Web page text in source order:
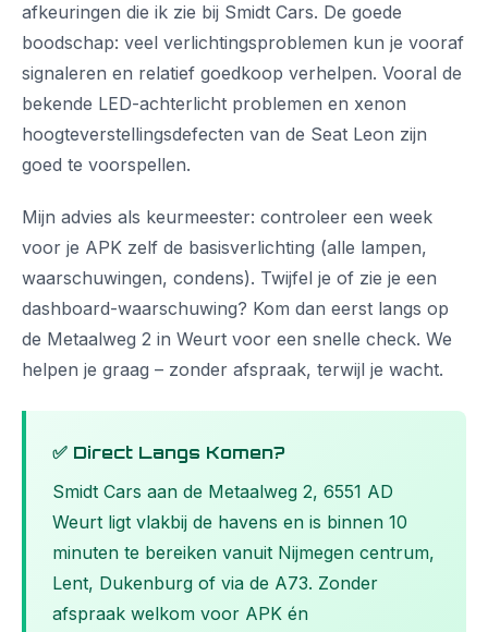
afkeuringen die ik zie bij Smidt Cars. De goede
boodschap: veel verlichtingsproblemen kun je vooraf
signaleren en relatief goedkoop verhelpen. Vooral de
bekende LED-achterlicht problemen en xenon
hoogteverstellingsdefecten van de Seat Leon zijn
goed te voorspellen.
Mijn advies als keurmeester: controleer een week
voor je APK zelf de basisverlichting (alle lampen,
waarschuwingen, condens). Twijfel je of zie je een
dashboard-waarschuwing? Kom dan eerst langs op
de Metaalweg 2 in Weurt voor een snelle check. We
helpen je graag – zonder afspraak, terwijl je wacht.
✅ Direct Langs Komen?
Smidt Cars aan de Metaalweg 2, 6551 AD
Weurt ligt vlakbij de havens en is binnen 10
minuten te bereiken vanuit Nijmegen centrum,
Lent, Dukenburg of via de A73. Zonder
afspraak welkom voor APK én